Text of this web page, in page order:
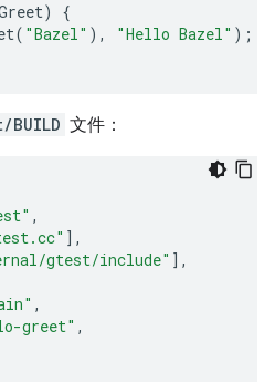
)
{
( "Bazel" ), "Hello Bazel" );
文件：
,
],
gtest/include" ],
,
greet" ,